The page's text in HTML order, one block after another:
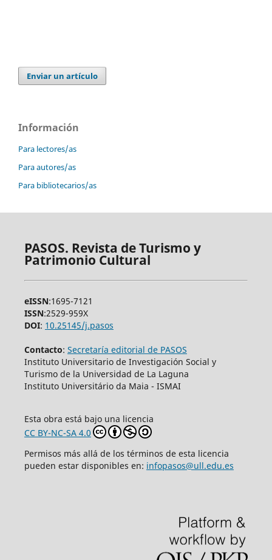
Enviar un artículo
Información
Para lectores/as
Para autores/as
Para bibliotecarios/as
PASOS. Revista de Turismo y
Patrimonio Cultural
eISSN:1695-7121
ISSN:2529-959X
DOI: 10.25145/j.pasos
Contacto: Secretaría editorial de PASOS
Instituto Universitario de Investigación Social y
Turismo de la Universidad de La Laguna
Instituto Universitário da Maia - ISMAI
Esta obra está bajo una licencia
CC BY-NC-SA 4.0
Permisos más allá de los términos de esta licencia
pueden estar disponibles en: infopasos@ull.edu.es